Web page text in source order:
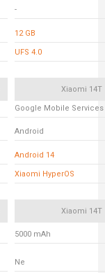
-
12 GB
UFS 4.0
Xiaomi 14T
Google Mobile Services
Android
Android 14
Xiaomi HyperOS
Xiaomi 14T
5000 mAh
Ne